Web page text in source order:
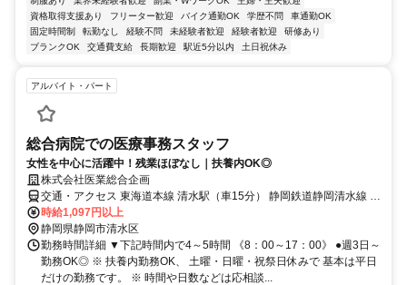
資格取得支援あり
フリーター歓迎 バイク通勤OK 学歴不問
車通勤OK
固定時間制
転勤なし 経験不問 未経験者歓迎 経験者歓迎
研修あり
ブランクOK
交通費支給 長期歓迎 駅近5分以内 土日祝休み
アルバイト・パート
総合病院での医療事務スタッフ
女性を中心に活躍中！残業ほぼなし｜扶養内OK◎
株式会社医業総合企画
交通・アクセス 東海道本線 清水駅（車15分） 静岡鉄道静岡清水線 新
清水駅（車10分）
時給1,097円以上
静岡県静岡市清水区
勤務時間詳細 ▼下記時間内で4～5時間 《8：00～17：00》 ●週3日～
勤務OK◎ ※ 扶養内勤務OK、 土曜・日曜・祝祭日休みで 基本は平日
だけの勤務です。 ※ 時間や日数などは応相談...